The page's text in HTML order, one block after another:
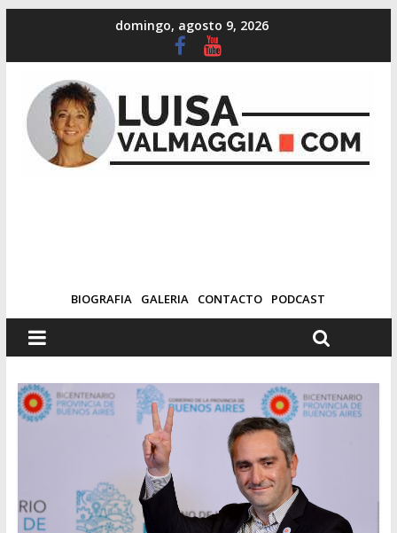
domingo, agosto 9, 2026
BIOGRAFIA GALERIA CONTACTO PODCAST